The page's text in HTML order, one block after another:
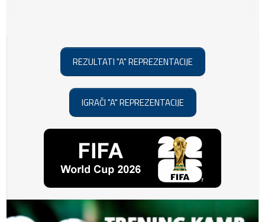
REZULTATI "A" REPREZENTACIJE
IGRAČI "A" REPREZENTACIJE